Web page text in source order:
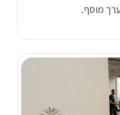
ערך מוסף.